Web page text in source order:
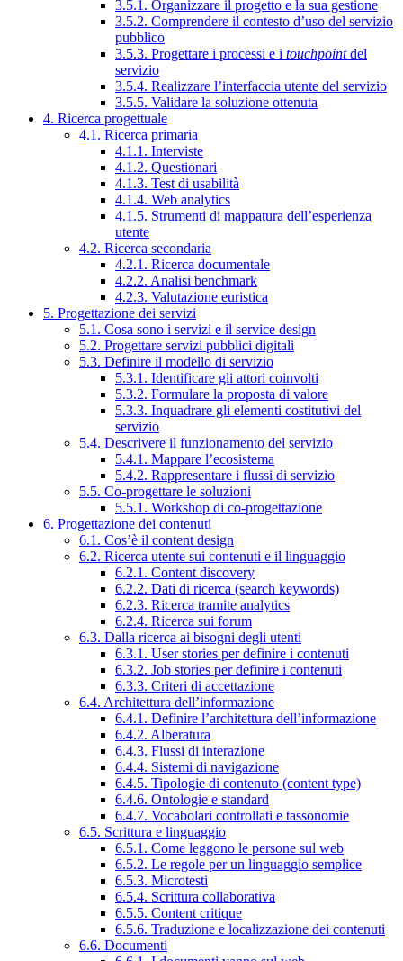
3.5.1. Organizzare il progetto e la sua gestione
3.5.2. Comprendere il contesto d’uso del servizio
pubblico
3.5.3. Progettare i processi e i touchpointdel
servizio
3.5.4. Realizzare l’interfaccia utente del servizio
3.5.5. Validare la soluzione ottenuta
4. Ricerca progettuale
4.1. Ricerca primaria
4.1.1. Interviste
4.1.2. Questionari
4.1.3. Test di usabilità
4.1.4. Web analytics
4.1.5. Strumenti di mappatura dell’esperienza
utente
4.2. Ricerca secondaria
4.2.1. Ricerca documentale
4.2.2. Analisi benchmark
4.2.3. Valutazione euristica
5. Progettazione dei servizi
5.1. Cosa sono i servizi e il service design
5.2. Progettare servizi pubblici digitali
5.3. Definire il modello di servizio
5.3.1. Identificare gli attori coinvolti
5.3.2. Formulare la proposta di valore
5.3.3. Inquadrare gli elementi costitutivi del
servizio
5.4. Descrivere il funzionamento del servizio
5.4.1. Mappare l’ecosistema
5.4.2. Rappresentare i flussi di servizio
5.5. Co-progettare le soluzioni
5.5.1. Workshop di co-progettazione
6. Progettazione dei contenuti
6.1. Cos’è il content design
6.2. Ricerca utente sui contenuti e il linguaggio
6.2.1. Content discovery
6.2.2. Dati di ricerca (search keywords)
6.2.3. Ricerca tramite analytics
6.2.4. Ricerca sui forum
6.3. Dalla ricerca ai bisogni degli utenti
6.3.1. User stories per definire i contenuti
6.3.2. Job stories per definire i contenuti
6.3.3. Criteri di accettazione
6.4. Architettura dell’informazione
6.4.1. Definire l’architettura dell’informazione
6.4.2. Alberatura
6.4.3. Flussi di interazione
6.4.4. Sistemi di navigazione
6.4.5. Tipologie di contenuto (content type)
6.4.6. Ontologie e standard
6.4.7. Vocabolari controllati e tassonomie
6.5. Scrittura e linguaggio
6.5.1. Come leggono le persone sul web
6.5.2. Le regole per un linguaggio semplice
6.5.3. Microtesti
6.5.4. Scrittura collaborativa
6.5.5. Content critique
6.5.6. Traduzione e localizzazione dei contenuti
6.6. Documenti